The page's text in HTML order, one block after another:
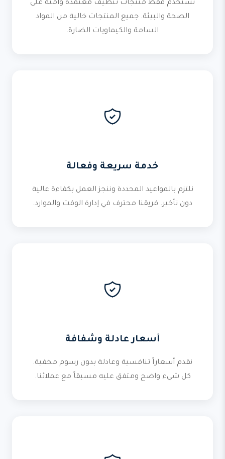
نستخدم فقط منتجات تنظيف معتمدة وآمنة على
الصحة والبيئة. جميع المنتجات خالية من المواد
السامة والكيماويات الضارة.
خدمة سريعة وفعالة
نلتزم بالمواعيد المحددة وننجز العمل بكفاءة عالية
دون تأخير. فريقنا محترف في إدارة الوقت والموارد.
أسعار عادلة وشفافة
نقدم أسعاراً تنافسية وعادلة بدون رسوم مخفية.
كل شيء واضح ومتفق عليه مسبقاً مع عملائنا.